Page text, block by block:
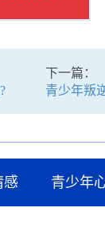
下一篇：
青少年叛
感 青少年